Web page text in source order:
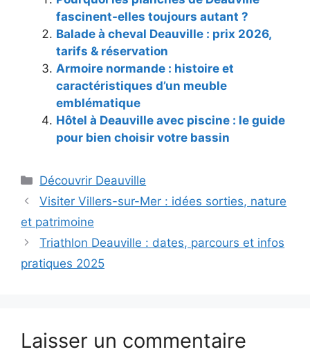
fascinent-elles toujours autant ?
Balade à cheval Deauville : prix 2026,
tarifs & réservation
Armoire normande : histoire et
caractéristiques d’un meuble
emblématique
Hôtel à Deauville avec piscine : le guide
pour bien choisir votre bassin
Catégories
Découvrir Deauville
Visiter Villers-sur-Mer : idées sorties, nature
et patrimoine
Triathlon Deauville : dates, parcours et infos
pratiques 2025
Laisser un commentaire